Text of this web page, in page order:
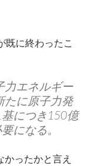
既に終わったこ
力エネルギー
たに原子力発
につき150億
になる。
ったかと言え